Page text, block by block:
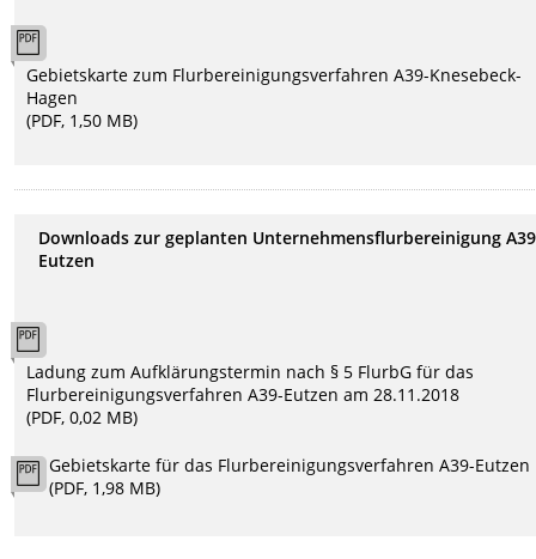
Gebietskarte zum Flurbereinigungsverfahren A39-Knesebeck-
Hagen
(PDF, 1,50 MB)
Downloads zur geplanten Unternehmensflurbereinigung
Eutzen
Ladung zum Aufklärungstermin nach § 5 FlurbG für das
Flurbereinigungsverfahren A39-Eutzen am 28.11.2018
(PDF, 0,02 MB)
Gebietskarte für das Flurbereinigungsverfahren A39-Eutzen
(PDF, 1,98 MB)